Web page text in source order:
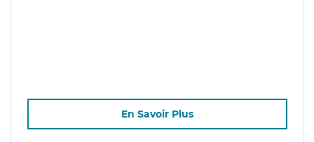
En Savoir Plus